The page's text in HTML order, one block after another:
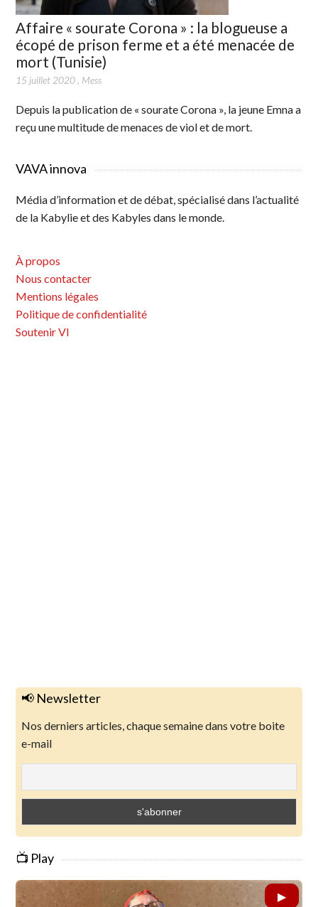
Affaire « sourate Corona » : la blogueuse a
écopé de prison ferme et a été menacée de
mort (Tunisie)
15 juillet 2020, Mess
Depuis la publication de « sourate Corona », la jeune Emna a
reçu une multitude de menaces de viol et de mort.
VAVA innova
Média d’information et de débat, spécialisé dans l’actualité
de la Kabylie et des Kabyles dans le monde.
À propos
Nous contacter
Mentions légales
Politique de confidentialité
Soutenir VI
📢 Newsletter
Nos derniers articles, chaque semaine dans votre boite
e-mail
📺 Play